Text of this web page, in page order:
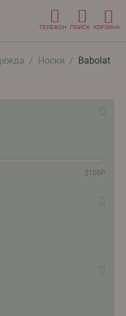
ТЕЛЕФОН ПОИСК КОРЗИНА
/ Носки / Babolat
2100 Р